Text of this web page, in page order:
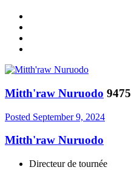
Mitth'raw Nuruodo 9475
Posted September 9, 2024
Mitth'raw Nuruodo
Directeur de tournée